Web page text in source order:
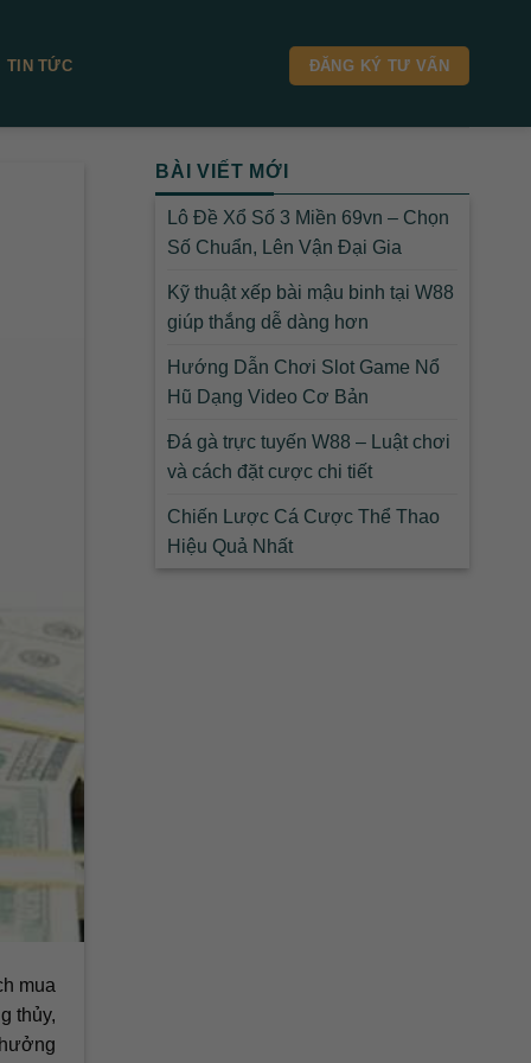
TIN TỨC ĐĂNG KÝ TƯ VẤN
mua
thủy,
BÀI VIẾT MỚI
Lô Đề Xổ Số 3 Miền 69vn – Chọn
Số Chuẩn, Lên Vận Đại Gia
Kỹ thuật xếp bài mậu binh tại W88
giúp thắng dễ dàng hơn
Hướng Dẫn Chơi Slot Game Nổ
Hũ Dạng Video Cơ Bản
Đá gà trực tuyến W88 – Luật chơi
và cách đặt cược chi tiết
Chiến Lược Cá Cược Thể Thao
Hiệu Quả Nhất